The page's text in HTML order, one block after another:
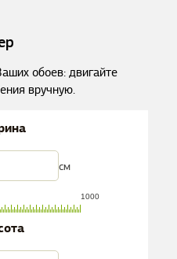
обоев: двигайте
вручную.
см
1000